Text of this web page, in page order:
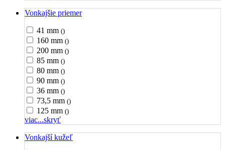
Vonkajšie priemer
41 mm ()
160 mm ()
200 mm ()
85 mm ()
80 mm ()
90 mm ()
36 mm ()
73,5 mm ()
125 mm ()
viac...skryť
Vonkajší kužeľ